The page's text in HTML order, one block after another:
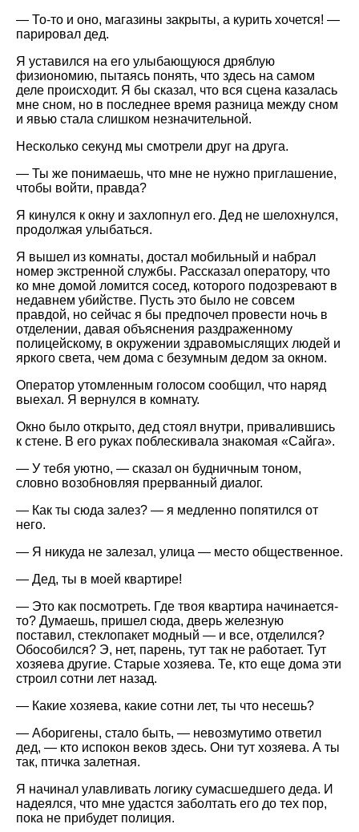
— То-то и оно, магазины закрыты, а курить хочется! —
парировал дед.
Я уставился на его улыбающуюся дряблую
физиономию, пытаясь понять, что здесь на самом
деле происходит. Я бы сказал, что вся сцена казалась
мне сном, но в последнее время разница между сном
и явью стала слишком незначительной.
Несколько секунд мы смотрели друг на друга.
— Ты же понимаешь, что мне не нужно приглашение,
чтобы войти, правда?
Я кинулся к окну и захлопнул его. Дед не шелохнулся,
продолжая улыбаться.
Я вышел из комнаты, достал мобильный и набрал
номер экстренной службы. Рассказал оператору, что
ко мне домой ломится сосед, которого подозревают в
недавнем убийстве. Пусть это было не совсем
правдой, но сейчас я бы предпочел провести ночь в
отделении, давая объяснения раздраженному
полицейскому, в окружении здравомыслящих людей и
яркого света, чем дома с безумным дедом за окном.
Оператор утомленным голосом сообщил, что наряд
выехал. Я вернулся в комнату.
Окно было открыто, дед стоял внутри, привалившись
к стене. В его руках поблескивала знакомая
Сайга
.
— У тебя уютно, — сказал он будничным тоном,
словно возобновляя прерванный диалог.
— Как ты сюда залез? — я медленно попятился от
него.
— Я никуда не залезал, улица — место общественное.
— Дед, ты в моей квартире!
— Это как посмотреть. Где твоя квартира начинается-
то? Думаешь, пришел сюда, дверь железную
поставил, стеклопакет модный — и все, отделился?
Обособился? Э, нет, парень, тут так не работает. Тут
хозяева другие. Старые хозяева. Те, кто еще дома эти
строил сотни лет назад.
— Какие хозяева, какие сотни лет, ты что несешь?
— Аборигены, стало быть, — невозмутимо ответил
дед, — кто испокон веков здесь. Они тут хозяева. А ты
так, птичка залетная.
Я начинал улавливать логику сумасшедшего деда. И
надеялся, что мне удастся заболтать его до тех пор,
пока не прибудет полиция.